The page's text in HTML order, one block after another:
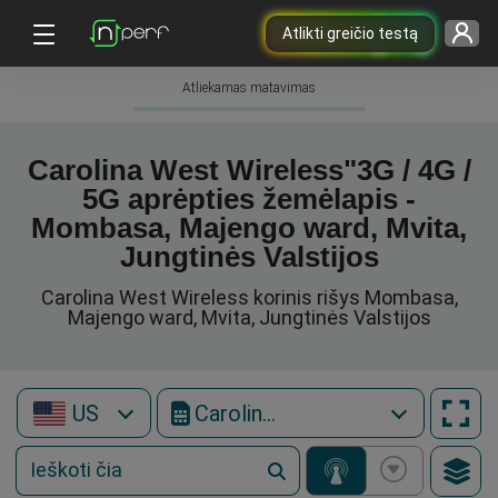
Atlikti greičio testą
Atliekamas matavimas
Carolina West Wireless"3G / 4G /
5G aprėpties žemėlapis -
Mombasa, Majengo ward, Mvita,
Jungtinės Valstijos
Carolina West Wireless korinis rišys Mombasa,
Majengo ward, Mvita, Jungtinės Valstijos
US Carolina West Wireless